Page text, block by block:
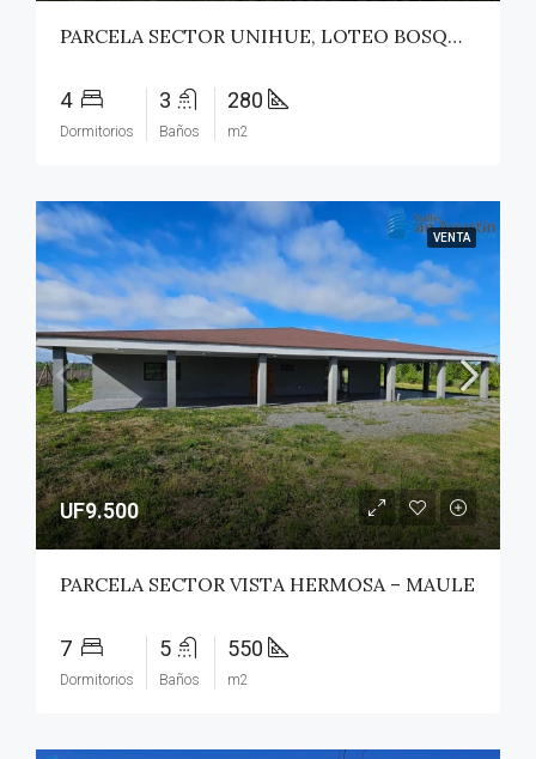
PARCELA SECTOR UNIHUE, LOTEO BOSQUES DEL VALLE – MAULE
4
Dormitorios
3
Baños
280
m2
VENTA
UF9.500
PARCELA SECTOR VISTA HERMOSA – MAULE
7
Dormitorios
5
Baños
550
m2